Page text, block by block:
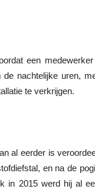
een
de nachtelijke uren,
te verkrijgen.
al eerder is
en na de
in 2015 werd hij al